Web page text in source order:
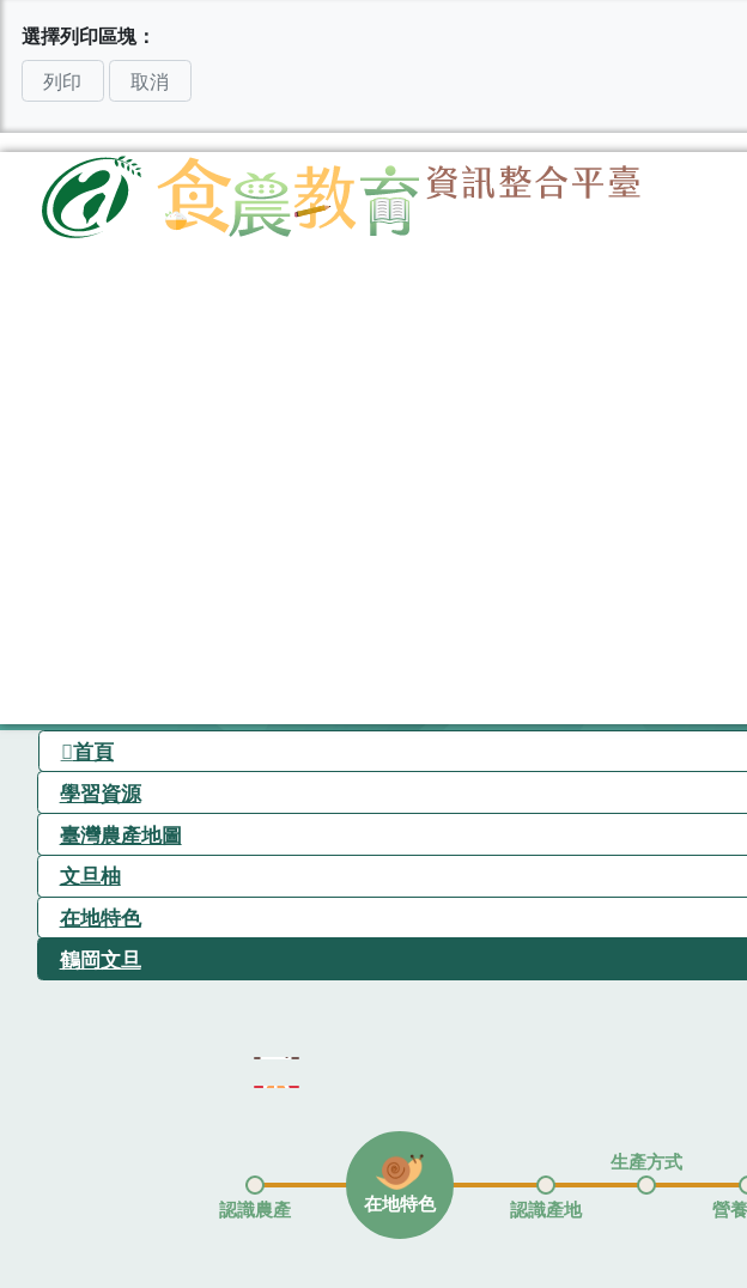
選擇列印區塊：
列印
取消
首頁
學習資源
臺灣農產地圖
文旦柚
在地特色
鶴岡文旦
認識農產 在地特色 認識產地
生產方式
營